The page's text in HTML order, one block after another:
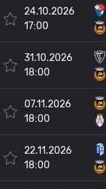
24.10.2026
17:00
31.10.2026
18:00
07.11.2026
18:00
22.11.2026
18:00